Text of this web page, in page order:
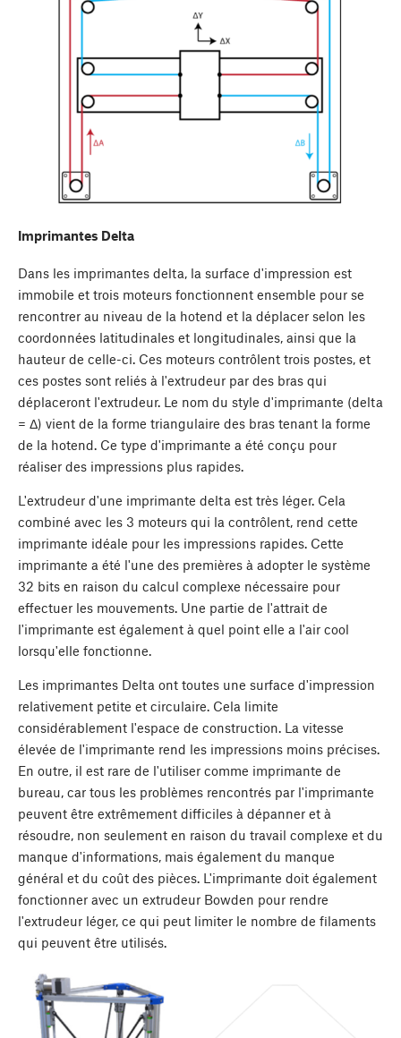
Imprimantes Delta
Dans les imprimantes delta, la surface d'impression est
immobile et trois moteurs fonctionnent ensemble pour se
rencontrer au niveau de la hotend et la déplacer selon les
coordonnées latitudinales et longitudinales, ainsi que la
hauteur de celle-ci. Ces moteurs contrôlent trois postes, et
ces postes sont reliés à l'extrudeur par des bras qui
déplaceront l'extrudeur. Le nom du style d'imprimante (delta
= Δ) vient de la forme triangulaire des bras tenant la forme
de la hotend. Ce type d'imprimante a été conçu pour
réaliser des impressions plus rapides.
L'extrudeur d'une imprimante delta est très léger. Cela
combiné avec les 3 moteurs qui la contrôlent, rend cette
imprimante idéale pour les impressions rapides. Cette
imprimante a été l'une des premières à adopter le système
32 bits en raison du calcul complexe nécessaire pour
effectuer les mouvements. Une partie de l'attrait de
l'imprimante est également à quel point elle a l'air cool
lorsqu'elle fonctionne.
Les imprimantes Delta ont toutes une surface d'impression
relativement petite et circulaire. Cela limite
considérablement l'espace de construction. La vitesse
élevée de l'imprimante rend les impressions moins précises.
En outre, il est rare de l'utiliser comme imprimante de
bureau, car tous les problèmes rencontrés par l'imprimante
peuvent être extrêmement difficiles à dépanner et à
résoudre, non seulement en raison du travail complexe et du
manque d'informations, mais également du manque
général et du coût des pièces. L'imprimante doit également
fonctionner avec un extrudeur Bowden pour rendre
l'extrudeur léger, ce qui peut limiter le nombre de filaments
qui peuvent être utilisés.